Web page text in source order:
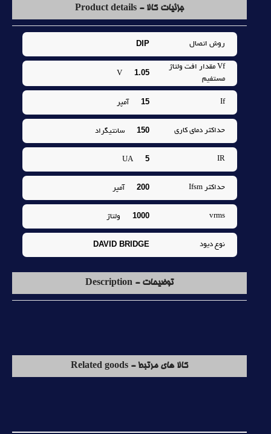
جزئیات کالا - Product details
روش اتصال DIP
Vf مقدار افت ولتاژ
مستفيم
1.05
V
If
15 آمپر
حداکثر دماي کاري 150 سانتيگراد
IR
5
UA
حداکثر Ifsm 200 آمپر
vrms
1000 ولتاژ
نوع ديود DAVID BRIDGE
توضیحات - Description
کالا های مرتبط - Related goods